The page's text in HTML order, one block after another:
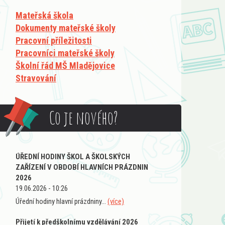
Mateřská škola
Dokumenty mateřské školy
Pracovní příležitosti
Pracovníci mateřské školy
Školní řád MŠ Mladějovice
Stravování
Co je nového?
ÚŘEDNÍ HODINY ŠKOL A ŠKOLSKÝCH
ZAŘÍZENÍ V OBDOBÍ HLAVNÍCH PRÁZDNIN
2026
19.06.2026 - 10:26
Úřední hodiny hlavní prázdniny... (více)
Přijetí k předškolnímu vzdělávání 2026